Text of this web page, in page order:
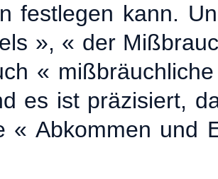
festlegen kann.
», « der
«
es ist präzisiert,
« Abkommen und